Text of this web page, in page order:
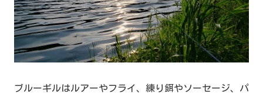
ブルーギルはルアーやフライ、練り餌やソーセージ、パ